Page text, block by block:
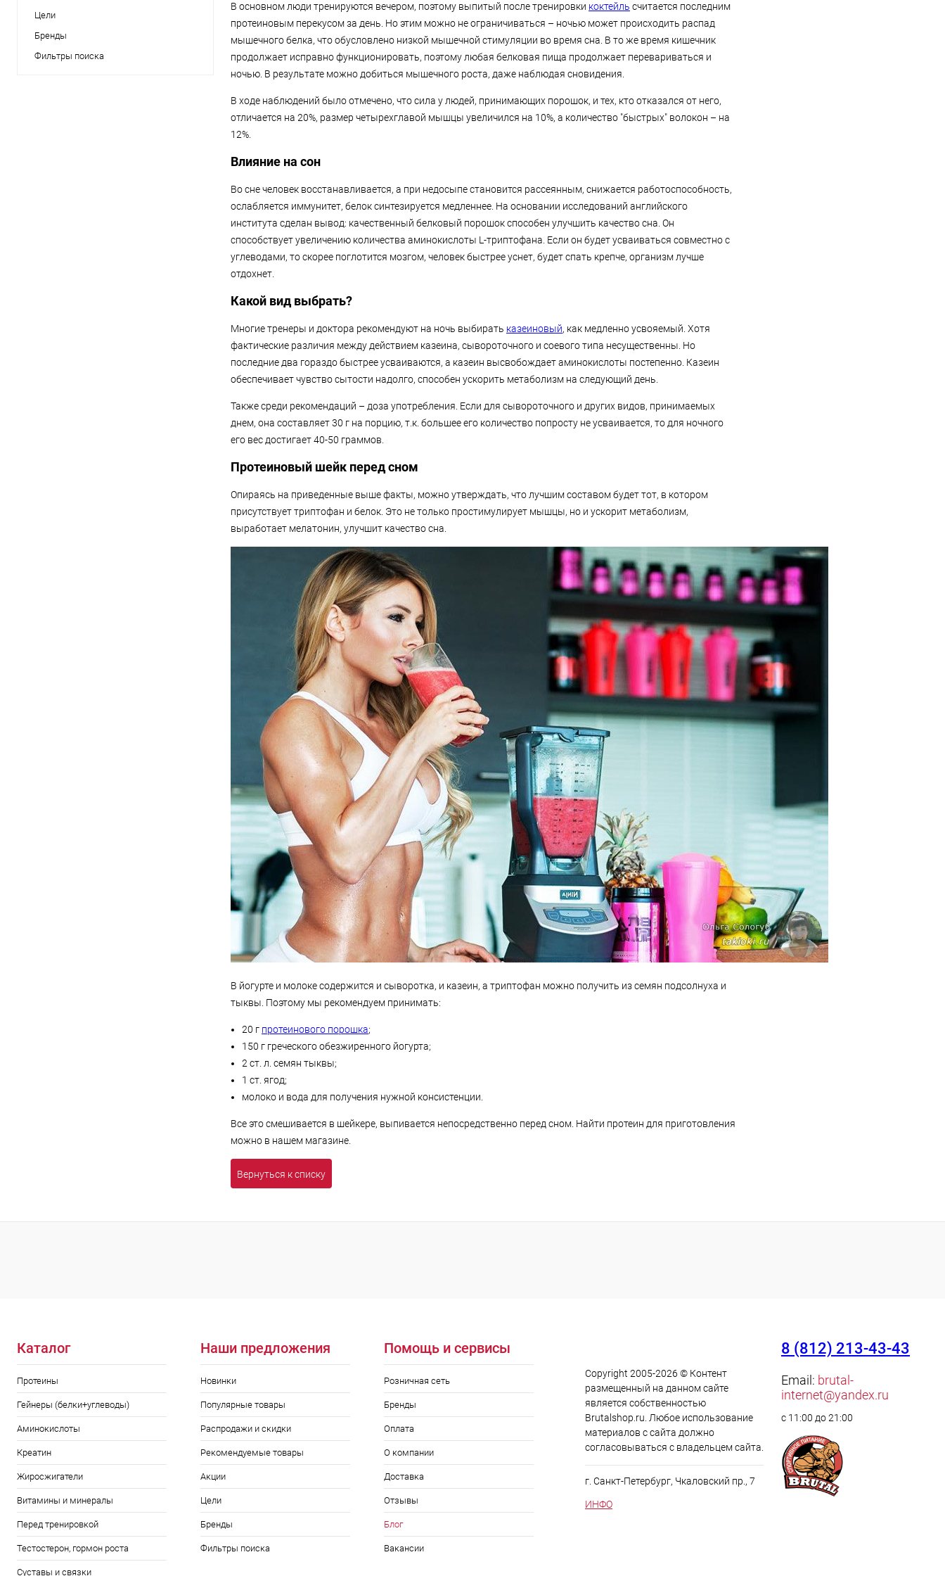
Цели
Бренды
Фильтры поиска
В основном люди тренируются вечером, поэтому выпитый после тренировки коктейль считается последним
протеиновым перекусом за день. Но этим можно не ограничиваться – ночью может происходить распад
мышечного белка, что обусловлено низкой мышечной стимуляции во время сна. В то же время кишечник
продолжает исправно функционировать, поэтому любая белковая пища продолжает перевариваться и
ночью. В результате можно добиться мышечного роста, даже наблюдая сновидения.
В ходе наблюдений было отмечено, что сила у людей, принимающих порошок, и тех, кто отказался от него,
отличается на 20%, размер четырехглавой мышцы увеличился на 10%, а количество "быстрых" волокон – на
12%.
Влияние на сон
Во сне человек восстанавливается, а при недосыпе становится рассеянным, снижается работоспособность,
ослабляется иммунитет, белок синтезируется медленнее. На основании исследований английского
института сделан вывод: качественный белковый порошок способен улучшить качество сна. Он
способствует увеличению количества аминокислоты L-триптофана. Если он будет усваиваться совместно с
углеводами, то скорее поглотится мозгом, человек быстрее уснет, будет спать крепче, организм лучше
отдохнет.
Какой вид выбрать?
Многие тренеры и доктора рекомендуют на ночь выбирать казеиновый, как медленно усвояемый. Хотя
фактические различия между действием казеина, сывороточного и соевого типа несущественны. Но
последние два гораздо быстрее усваиваются, а казеин высвобождает аминокислоты постепенно. Казеин
обеспечивает чувство сытости надолго, способен ускорить метаболизм на следующий день.
Также среди рекомендаций – доза употребления. Если для сывороточного и других видов, принимаемых
днем, она составляет 30 г на порцию, т.к. большее его количество попросту не усваивается, то для ночного
его вес достигает 40-50 граммов.
Протеиновый шейк перед сном
Опираясь на приведенные выше факты, можно утверждать, что лучшим составом будет тот, в котором
присутствует триптофан и белок. Это не только простимулирует мышцы, но и ускорит метаболизм,
выработает мелатонин, улучшит качество сна.
В йогурте и молоке содержится и сыворотка, и казеин, а триптофан можно получить из семян подсолнуха и
тыквы. Поэтому мы рекомендуем принимать:
20 г протеинового порошка;
150 г греческого обезжиренного йогурта;
2 ст. л. семян тыквы;
1 ст. ягод;
молоко и вода для получения нужной консистенции.
Все это смешивается в шейкере, выпивается непосредственно перед сном. Найти протеин для приготовления
можно в нашем магазине.
Вернуться к списку
Каталог
Протеины
Гейнеры (белки+углеводы)
Аминокислоты
Креатин
Жиросжигатели
Витамины и минералы
Перед тренировкой
Тестостерон, гормон роста
Суставы и связки
Наши предложения
Новинки
Популярные товары
Распродажи и скидки
Рекомендуемые товары
Акции
Цели
Бренды
Фильтры поиска
Помощь и сервисы
Розничная сеть
Бренды
Оплата
О компании
Доставка
Отзывы
Блог
Вакансии
Copyright 2005-2026 © Контент
размещенный на данном сайте
является cобственностью
Brutalshop.ru. Любое использование
материалов с сайта должно
согласовываться с владельцем сайта.
г. Санкт-Петербург, Чкаловский пр., 7
ИНФО
8 (812) 213-43-43
Email: brutal-
internet@yandex.ru
с 11:00 до 21:00